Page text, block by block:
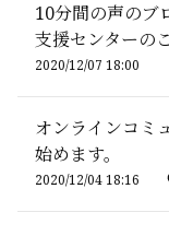
10分間の声のブ
支援センターの
2020/12/07 18:00
オンラインコミ
始めます。
2020/12/04 18:16